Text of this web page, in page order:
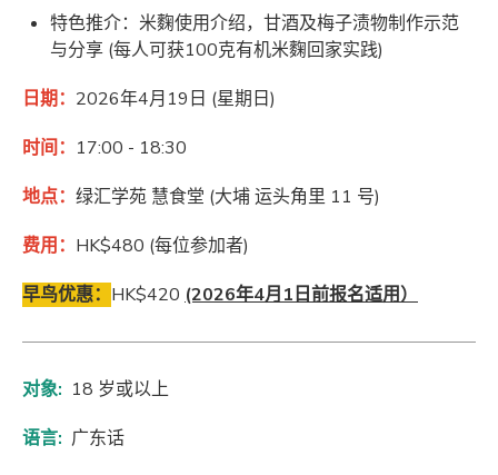
特色推介：米麴使用介绍，甘酒及梅子渍物制作示范
与分享 (每人可获100克有机米麴回家实践)
日期： 2026年4月19日 (星期日)
时间： 17:00 - 18:30
地点： 绿汇学苑 慧食堂 (大埔 运头角里 11 号)
费用： HK$480 (每位参加者)
早鸟优惠： HK$420 (2026年4月1日前报名适用）
对象: 18 岁或以上
语言: 广东话